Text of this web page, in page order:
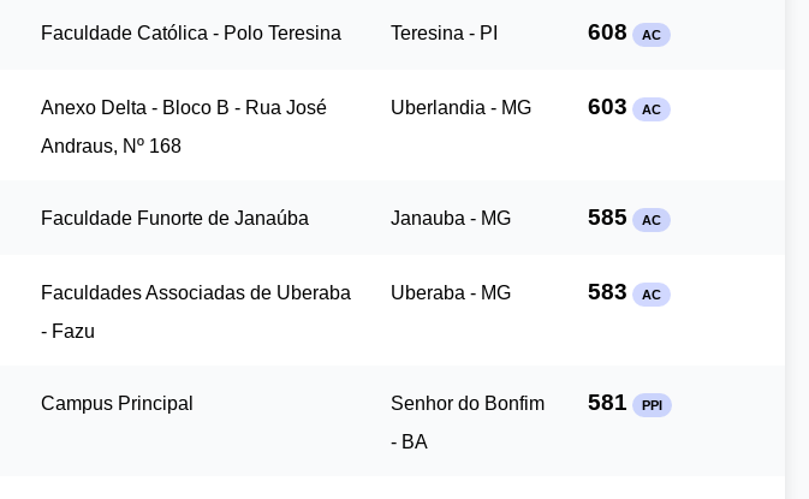
Faculdade Católica - Polo Teresina Teresina - PI 608 AC
Anexo Delta - Bloco B - Rua José
Andraus, Nº 168
Uberlandia - MG 603 AC
Faculdade Funorte de Janaúba Janauba - MG 585 AC
Faculdades Associadas de Uberaba
- Fazu
Uberaba - MG 583 AC
Campus Principal
Senhor do Bonfim
- BA
581 PPI